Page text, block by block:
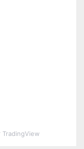
TradingView